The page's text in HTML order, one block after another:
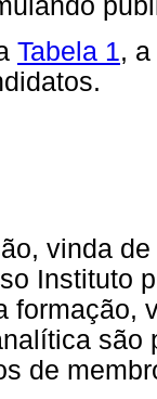
Tabela 1,
vinda
Instituto
formação,
são
de